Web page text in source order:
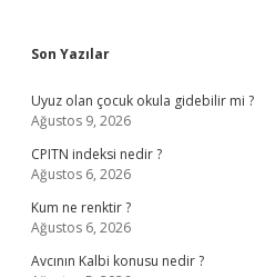
Sidebar
Son Yazılar
Uyuz olan çocuk okula gidebilir mi ?
Ağustos 9, 2026
CPITN indeksi nedir ?
Ağustos 6, 2026
Kum ne renktir ?
Ağustos 6, 2026
Avcının Kalbi konusu nedir ?